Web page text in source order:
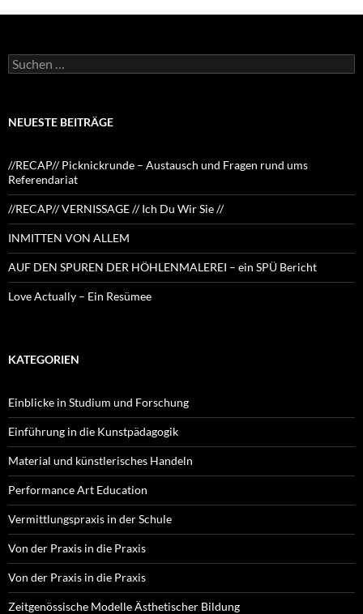
Suchen
nach:
NEUESTE BEITRÄGE
//RECAP// Picknickrunde – Austausch und Fragen rund ums
Referendariat
//RECAP// VERNISSAGE // Ich Du Wir Sie //
INMITTEN VON ALLEM
AUF DEN SPUREN DER HÖHLENMALEREI – ein SPÜ Bericht
Love Actually – Ein Resümee
KATEGORIEN
Einblicke in Studium und Forschung
Einführung in die Kunstpädagogik
Material und künstlerisches Handeln
Performance Art Education
Vermittlungspraxis in der Schule
Von der Praxis in die Praxis
Von der Praxis in die Praxis
Zeitgenössische Modelle Ästhetischer Bildung